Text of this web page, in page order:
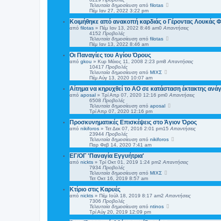
Τελευταία δημοσίευση από filotas
Πέμ Ιαν 27, 2022 3:22 pm
Κοιμήθηκε από ανακοπή καρδιάς ο Γέροντας Λουκάς
από filotas » Πέμ Ιαν 13, 2022 8:46 am0 Απαντήσεις
4152 Προβολές
Τελευταία δημοσίευση από filotas
Πέμ Ιαν 13, 2022 8:46 am
Οι Παναγίες του Αγίου Όρους
από gkou » Κυρ Μάιος 11, 2008 2:23 pm8 Απαντήσεις
10417 Προβολές
Τελευταία δημοσίευση από ΜΙΧΣ
Πέμ Αύγ 13, 2020 10:07 am
Αίτημα να κηρυχθεί το ΑΟ σε κατάσταση έκτακτης
από aposal » Τρί Απρ 07, 2020 12:16 pm0 Απαντήσεις
6508 Προβολές
Τελευταία δημοσίευση από aposal
Τρί Απρ 07, 2020 12:16 pm
Προσκυνηματικές Επισκέψεις στο Άγιον Όρος
από nikiforos » Τετ Δεκ 07, 2016 2:01 pm15 Απαντήσεις
23944 Προβολές
Τελευταία δημοσίευση από nikiforos
Παρ Φεβ 14, 2020 7:41 am
ΕΓ/ΟΓ 'Παναγία Εγγυήτρια'
από nickts » Τρί Οκτ 01, 2019 1:24 pm2 Απαντήσεις
7934 Προβολές
Τελευταία δημοσίευση από ΜΙΧΣ
Τετ Οκτ 16, 2019 8:57 am
Κτίριο στις Καρυές
από nickts » Πέμ Ιούλ 18, 2019 8:17 am2 Απαντήσεις
7306 Προβολές
Τελευταία δημοσίευση από ntinos
Τρί Αύγ 20, 2019 12:09 pm